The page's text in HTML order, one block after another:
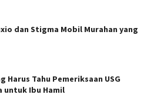
dan Stigma Mobil Murahan yang
Harus Tahu Pemeriksaan USG
untuk Ibu Hamil